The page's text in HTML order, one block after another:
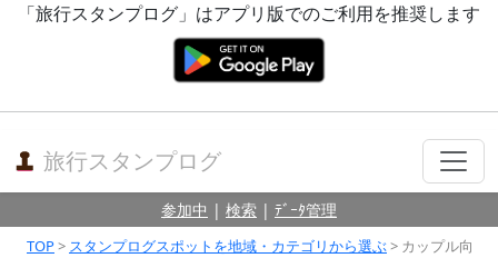
「旅行スタンプログ」はアプリ版でのご利用を推奨します
旅行スタンプログ
参加中 | 検索 | ﾃﾞｰﾀ管理
TOP> スタンプログスポットを地域・カテゴリから選ぶ> カップル向